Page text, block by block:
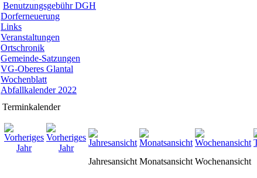
Benutzungsgebühr DGH
Dorferneuerung
Links
Veranstaltungen
Ortschronik
Gemeinde-Satzungen
VG-Oberes Glantal
Wochenblatt
Abfallkalender 2022
Terminkalender
Jahresansicht Monatsansicht Wochenansicht